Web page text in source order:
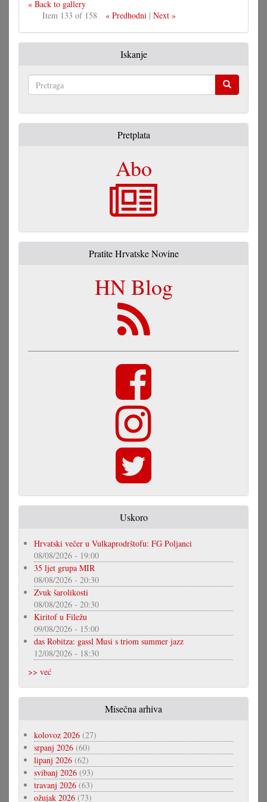
« Back to gallery
Item 133 of 158
« Predhodni| Next »
Iskanje
Pretplata
Abo
Pratite Hrvatske Novine
HN Blog
Uskoro
Hrvatski večer u Vulkaprodrštofu: FG Poljanci
08/08/2026 - 19:00
35 ljet grupa MIR
08/08/2026 - 20:30
Zvuk šarolikosti
08/08/2026 - 20:30
Kiritof u Filežu
09/08/2026 - 15:00
das Robitza: gassl Musi s triom summer jazz
12/08/2026 - 18:30
>> već
Misečna arhiva
kolovoz 2026 (27)
srpanj 2026 (60)
lipanj 2026 (62)
svibanj 2026 (93)
travanj 2026 (63)
ožujak 2026 (73)